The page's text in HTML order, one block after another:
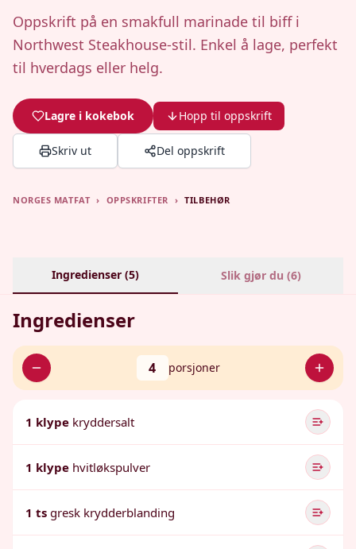
Oppskrift på en smakfull marinade til biff i
Northwest Steakhouse-stil. Enkel å lage, perfekt
til hverdags eller helg.
Lagre i kokebok Hopp til oppskrift
Skriv ut Del oppskrift
NORGES MATFAT › OPPSKRIFTER › TILBEHØR
Ingredienser (5) Slik gjør du (6)
Ingredienser
4 porsjoner
1 klype kryddersalt
1 klype hvitløkspulver
1 ts gresk krydderblanding